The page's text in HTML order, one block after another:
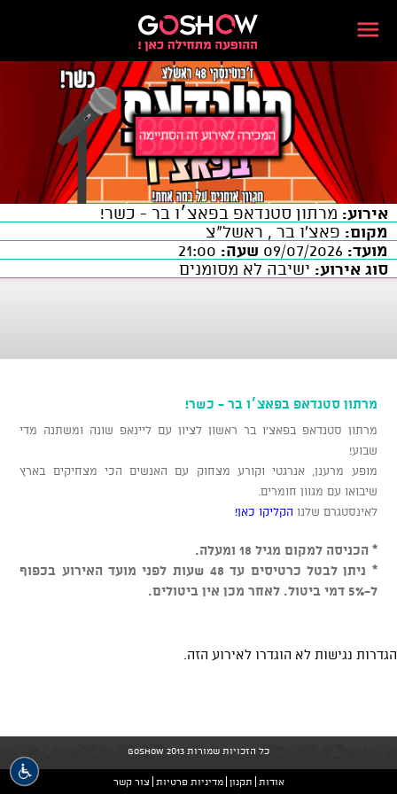
אירוע: מרתון סטנדאפ בפאצ׳ו בר - כשר!
מקום: פאצ'ו בר , ראשל"צ
מועד:
שעה:
סוג אירוע: ישיבה לא מסומנים
מרתון סטנדאפ בפאצ׳ו בר - כשר!
מרתון סטנדאפ בפאצ'ו בר ראשון לציון עם ליינאפ שונה ומשתנה מדי
שבוע!
מופע מרענן, אנרגטי וקורע מצחוק עם האנשים הכי מצחיקים בארץ
שיבואו עם מגוון חומרים.
לאינסטגרם שלנו הקליקו כאן!
* הכניסה למקום מגיל 18 ומעלה.
* ניתן לבטל כרטיסים עד 48 שעות לפני מועד האירוע בכפוף
ל-5% דמי ביטול. לאחר מכן אין ביטולים.
הגדרות נגישות לא הוגדרו לאירוע הזה.
כל הזכויות שמורות GoShow 2013
אודות תקנון מדיניות פרטיות צור קשר